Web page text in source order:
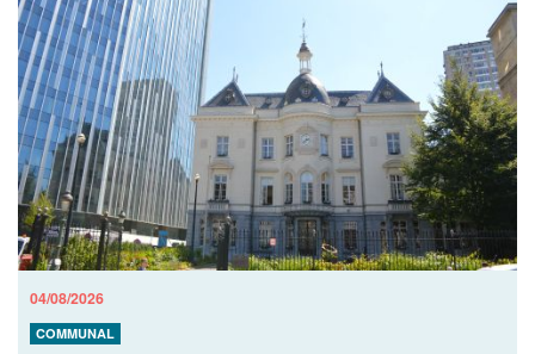
04/08/2026
COMMUNAL